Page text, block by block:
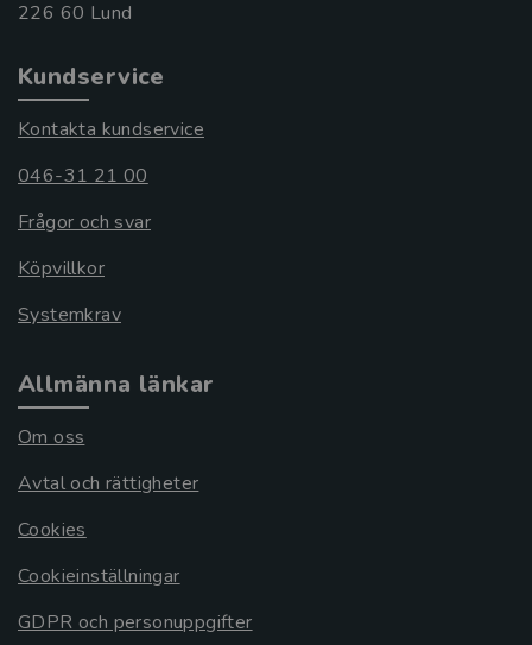
Kundservice
Kontakta kundservice
046-31 21 00
Frågor och svar
Köpvillkor
Systemkrav
Allmänna länkar
Om oss
Avtal och rättigheter
Cookies
Cookieinställningar
GDPR och personuppgifter